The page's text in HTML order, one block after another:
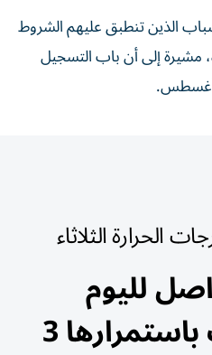
الشهم 3» الشباب الذين تنطبق عليهم الشروط
مشيرة إلى أن باب التسجيل
الحرارة الثلاثاء
لليوم
الثاني وتوقعات باستمرارها 3